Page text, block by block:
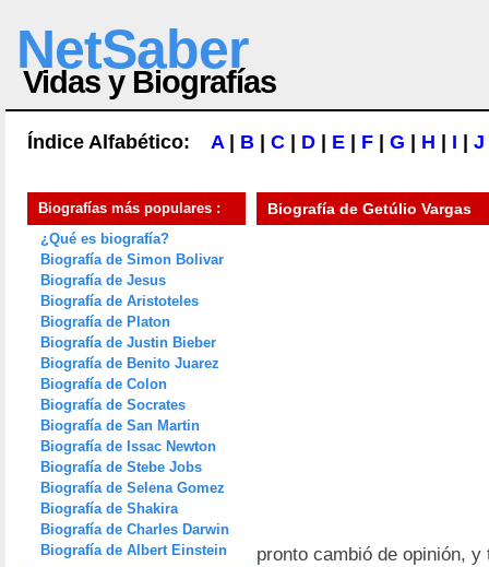
NetSaber
Vidas y Biografías
Índice Alfabético: A| B C D E F G H I J
Biografías más populares :
¿Qué es biografía?
Biografía de Simon Bolivar
Biografía de Jesus
Biografía de Aristoteles
Biografía de Platon
Biografía de Justin Bieber
Biografía de Benito Juarez
Biografía de Colon
Biografía de Socrates
Biografía de San Martin
Biografía de Issac Newton
Biografía de Stebe Jobs
Biografía de Selena Gomez
Biografía de Shakira
Biografía de Charles Darwin
Biografía de Albert Einstein
Biografía de Getúlio Vargas
pronto cambió de opinión,